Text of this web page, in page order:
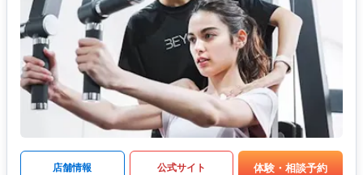
店舗情報 公式サイト 体験・相談予約